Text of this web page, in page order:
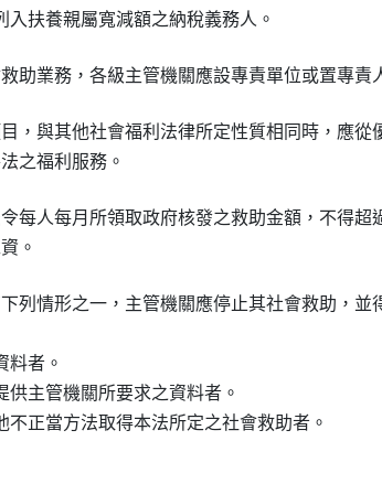
入扶養親屬寬減額之納稅義務人。
助業務，各級主管機關應設專責單位或置專責
，與其他社會福利法律所定性質相同時，應從
之福利服務。
每人每月所領取政府核發之救助金額，不得超
。
列情形之一，主管機關應停止其社會救助，並
料者。
供主管機關所要求之資料者。
不正當方法取得本法所定之社會救助者。